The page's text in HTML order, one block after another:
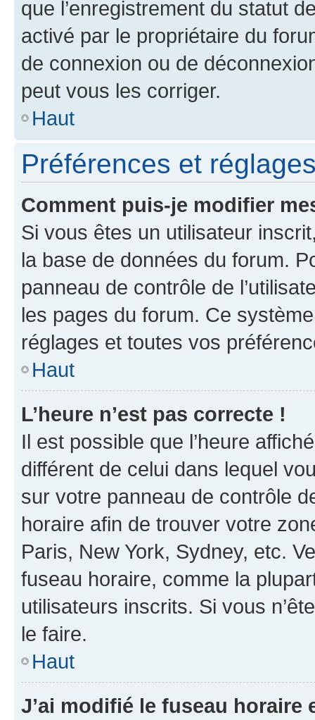
que l’enregistrement du statut
activé par le propriétaire du
de connexion ou de
peut vous les corriger.
Haut
Préférences et
Comment puis-je modifier
Si vous êtes un utilisateur
la base de données du forum.
panneau de contrôle de
les pages du forum. Ce
réglages et toutes vos
Haut
L’heure n’est pas correcte !
Il est possible que l’heure
différent de celui dans lequel
sur votre panneau de contrôle
horaire afin de trouver votre
Paris, New York, Sydney, etc.
fuseau horaire, comme la
utilisateurs inscrits. Si vous
le faire.
Haut
J’ai modifié le fuseau horaire